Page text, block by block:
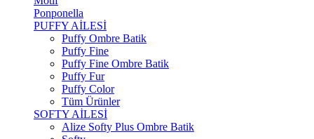
Ponponella
PUFFY AİLESİ
Puffy Ombre Batik
Puffy Fine
Puffy Fine Ombre Batik
Puffy Fur
Puffy Color
Tüm Ürünler
SOFTY AİLESİ
Alize Softy Plus Ombre Batik